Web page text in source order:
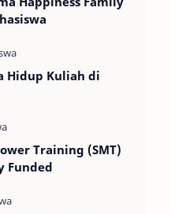
Hidup Kuliah di
Training (SMT)
Funded